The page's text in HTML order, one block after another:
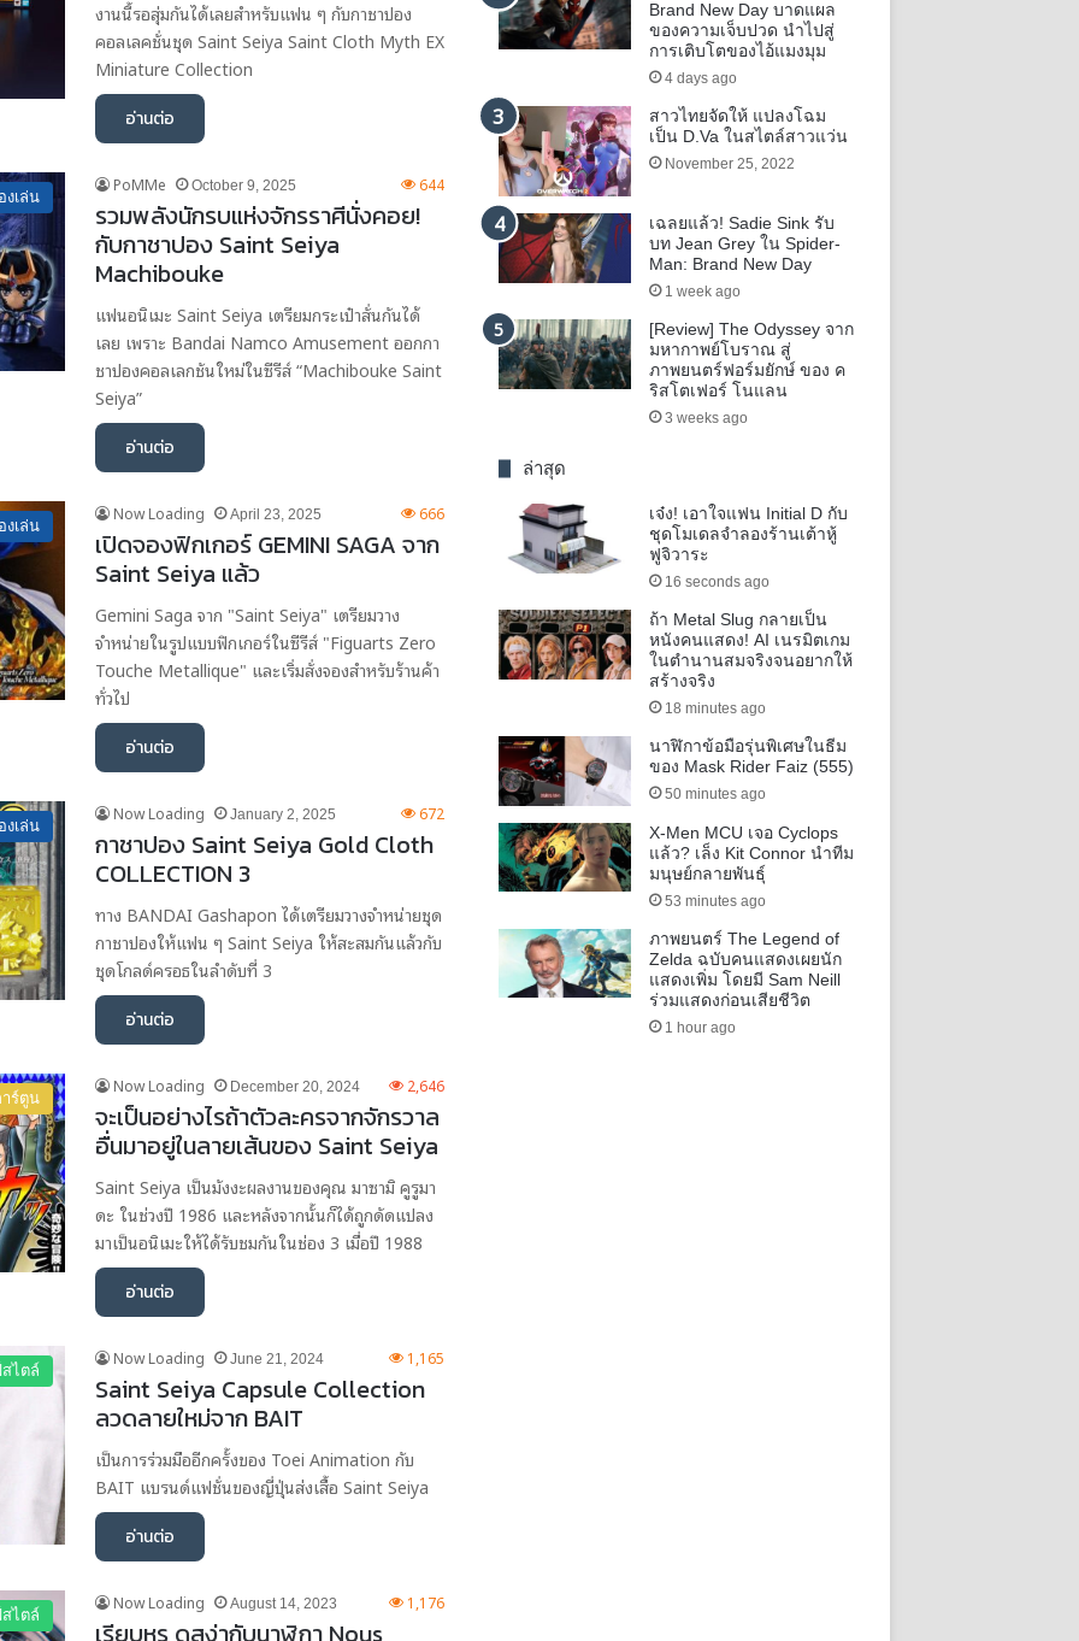
งานนี้รอสุ่มกันได้เลยสำหรับแฟน ๆ กับกาชาปอง
คอลเลคชั่นชุด Saint Seiya Saint Cloth Myth EX
Miniature Collection
อ่านต่อ
งเล่น
PoMMe October 9, 2025 644
รวมพลังนักรบแห่งจักรราศีนั่งคอย!
กับกาชาปอง Saint Seiya
Machibouke
แฟนอนิเมะ Saint Seiya เตรียมกระเป๋าสั่นกันได้
เลย เพราะ Bandai Namco Amusement ออกกา
ชาปองคอลเลกชันใหม่ในซีรีส์ “Machibouke Saint
Seiya”
อ่านต่อ
งเล่น
Now Loading April 23, 2025 666
เปิดจองฟิกเกอร์ GEMINI SAGA จาก
Saint Seiya แล้ว
Gemini Saga จาก "Saint Seiya" เตรียมวาง
จำหน่ายในรูปแบบฟิกเกอร์ในซีรีส์ "Figuarts Zero
Touche Metallique" และเริ่มสั่งจองสำหรับร้านค้า
ทั่วไป
อ่านต่อ
งเล่น
Now Loading January 2, 2025 672
กาชาปอง Saint Seiya Gold Cloth
COLLECTION 3
ทาง BANDAI Gashapon ได้เตรียมวางจำหน่ายชุด
กาชาปองให้แฟน ๆ Saint Seiya ให้สะสมกันแล้วกับ
ชุดโกลด์ครอธในลำดับที่ 3
อ่านต่อ
ร์ตูน
Now Loading December 20, 2024 2,646
จะเป็นอย่างไรถ้าตัวละครจากจักรวาล
อื่นมาอยู่ในลายเส้นของ Saint Seiya
Saint Seiya เป็นมังงะผลงานของคุณ มาซามิ คูรูมา
ดะ ในช่วงปี 1986 และหลังจากนั้นก็ได้ถูกดัดแปลง
มาเป็นอนิเมะให้ได้รับชมกันในช่อง 3 เมื่อปี 1988
อ่านต่อ
ไตล์
Now Loading June 21, 2024 1,165
Saint Seiya Capsule Collection
ลวดลายใหม่จาก BAIT
เป็นการร่วมมืออีกครั้งของ Toei Animation กับ
BAIT แบรนด์แฟชั่นของญี่ปุ่นส่งเสื้อ Saint Seiya
อ่านต่อ
ไตล์
Now Loading August 14, 2023 1,176
เรียบหรู ดูสง่ากับนาฬิกา Nous
Brand New Day บาดแผล
ของความเจ็บปวด นำไปสู่
การเติบโตของไอ้แมงมุม
4 days ago
สาวไทยจัดให้ แปลงโฉม
เป็น D.Va ในสไตล์สาวแว่น
November 25, 2022
เฉลยแล้ว! Sadie Sink รับ
บท Jean Grey ใน Spider-
Man: Brand New Day
1 week ago
[Review] The Odyssey จาก
มหากาพย์โบราณ สู่
ภาพยนตร์ฟอร์มยักษ์ ของ ค
ริสโตเฟอร์ โนแลน
3 weeks ago
ล่าสุด
เจ๋ง! เอาใจแฟน Initial D กับ
ชุดโมเดลจำลองร้านเต้าหู้
ฟูจิวาระ
16 seconds ago
ถ้า Metal Slug กลายเป็น
หนังคนแสดง! AI เนรมิตเกม
ในตำนานสมจริงจนอยากให้
สร้างจริง
18 minutes ago
นาฬิกาข้อมือรุ่นพิเศษในธีม
ของ Mask Rider Faiz (555)
50 minutes ago
X-Men MCU เจอ Cyclops
แล้ว? เล็ง Kit Connor นำทีม
มนุษย์กลายพันธุ์
53 minutes ago
ภาพยนตร์ The Legend of
Zelda ฉบับคนแสดงเผยนัก
แสดงเพิ่ม โดยมี Sam Neill
ร่วมแสดงก่อนเสียชีวิต
1 hour ago